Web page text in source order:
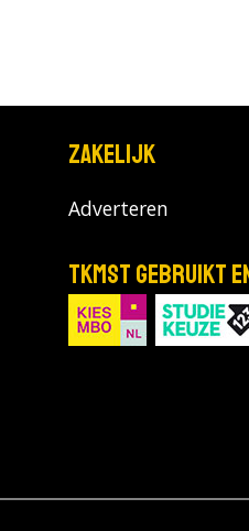
Zakelijk
Adverteren
TKMST gebruikt